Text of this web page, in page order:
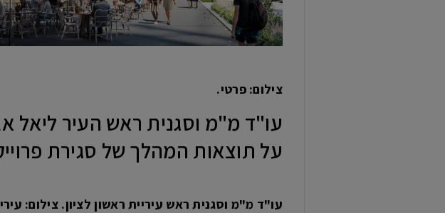
צילום: פרטי.
עו"ד מ"מ וסגנית ראש העיר ליאל
על תוצאות המהלך של סגירת פרוייקט תמ"א 38
עו"ד מ"מ וסגנית ראש עיריית ראשון לציון. צילום: